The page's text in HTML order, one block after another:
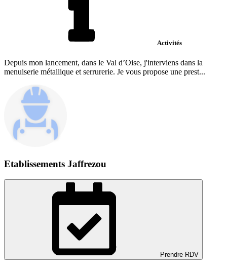
Activités
Depuis mon lancement, dans le Val d’Oise, j'interviens dans la
menuiserie métallique et serrurerie. Je vous propose une prest...
Etablissements Jaffrezou
Prendre RDV